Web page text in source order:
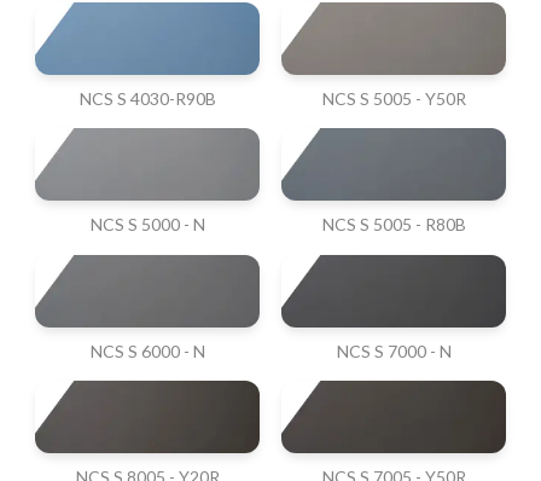
NCS S 4030-R90B NCS S 5005 - Y50R
NCS S 5000 - N NCS S 5005 - R80B
NCS S 6000 - N NCS S 7000 - N
NCS S 8005 - Y20R NCS S 7005 - Y50R